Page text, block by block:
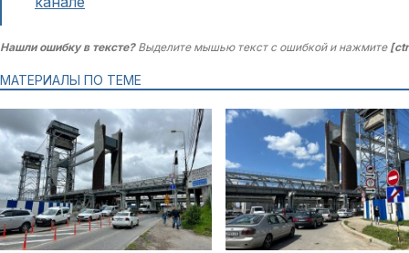
Нашли ошибку в тексте?Выделите мышью текст с ошибкой и нажмите
МАТЕРИАЛЫ ПО ТЕМЕ